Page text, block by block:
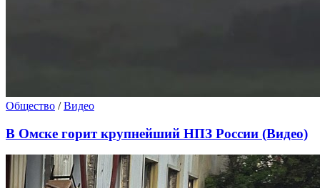
Общество /Видео
В Омске горит крупнейший НПЗ России (Видео)